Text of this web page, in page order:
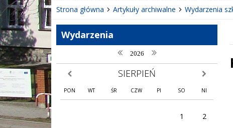
Strona główna Artykuły archiwalne Wydarzenia
Wydarzenia
poprzedni rok
2026 następny rok
poprzedni miesiąc SIERPIEŃ następny
PON WT ŚR CZW PI SO NI
1 2